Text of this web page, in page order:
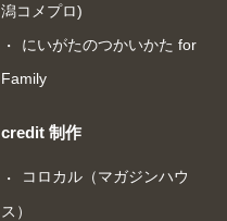
潟コメプロ)
にいがたのつかいかた for
Family
credit 制作
コロカル（マガジンハウ
ス）